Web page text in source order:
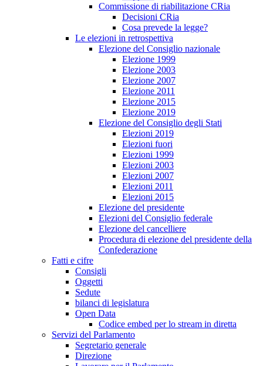
Commissione di riabilitazione CRia
Decisioni CRia
Cosa prevede la legge?
Le elezioni in retrospettiva
Elezione del Consiglio nazionale
Elezione 1999
Elezione 2003
Elezione 2007
Elezione 2011
Elezione 2015
Elezione 2019
Elezione del Consiglio degli Stati
Elezioni 2019
Elezioni fuori
Elezioni 1999
Elezioni 2003
Elezioni 2007
Elezioni 2011
Elezioni 2015
Elezione del presidente
Elezioni del Consiglio federale
Elezione del cancelliere
Procedura di elezione del presidente della
Confederazione
Fatti e cifre
Consigli
Oggetti
Sedute
bilanci di legislatura
Open Data
Codice embed per lo stream in diretta
Servizi del Parlamento
Segretario generale
Direzione